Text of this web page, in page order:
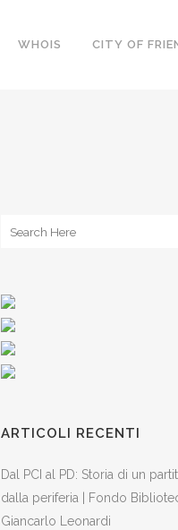
WHOIS CITY OF
ARTICOLI RECENTI
Dal PCI al PD: Storia di un
dalla periferia | Fondo
Giancarlo Leonardi